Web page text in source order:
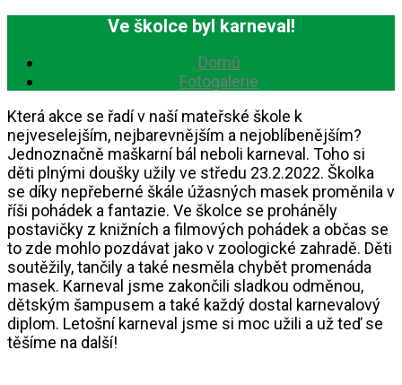
Ve školce byl karneval!
Domů
Fotogalerie
Která akce se řadí v naší mateřské škole k
nejveselejším, nejbarevnějším a nejoblíbenějším?
Jednoznačně maškarní bál neboli karneval. Toho si
děti plnými doušky užily ve středu 23.2.2022. Školka
se díky nepřeberné škále úžasných masek proměnila v
říši pohádek a fantazie. Ve školce se proháněly
postavičky z knižních a filmových pohádek a občas se
to zde mohlo pozdávat jako v zoologické zahradě. Děti
soutěžily, tančily a také nesměla chybět promenáda
masek. Karneval jsme zakončili sladkou odměnou,
dětským šampusem a také každý dostal karnevalový
diplom. Letošní karneval jsme si moc užili a už teď se
těšíme na další!